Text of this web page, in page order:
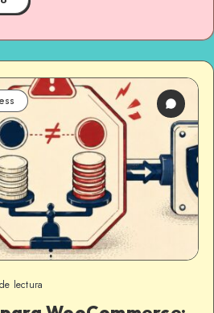
lectura